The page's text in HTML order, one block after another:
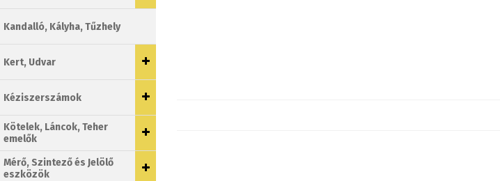
Kandalló, Kályha, Tűzhely
Kert, Udvar
Kéziszerszámok
Kötelek, Láncok, Teher
emelők
Mérő, Szintező és Jelölő
eszközök